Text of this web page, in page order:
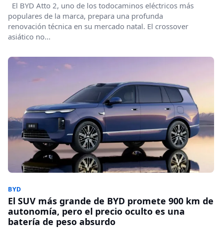
El BYD Atto 2, uno de los todocaminos eléctricos más
populares de la marca, prepara una profunda
renovación técnica en su mercado natal. El crossover
asiático no...
BYD
El SUV más grande de BYD promete 900 km de
autonomía, pero el precio oculto es una
batería de peso absurdo